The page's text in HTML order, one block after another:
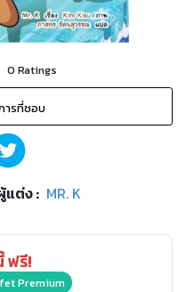
0 Ratings
ารที่ชอบ
แต่ง : MR. K
ฟรี!
Premium